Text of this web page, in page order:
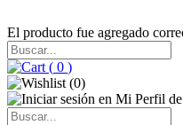
El producto fue agregado
( 0 )
(0)